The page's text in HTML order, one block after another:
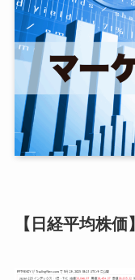
【日経平均株価】